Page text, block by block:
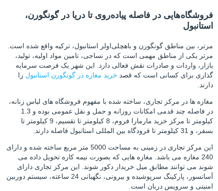
فروشگاه‌هایی در فاصله پیاده‌روی تا دریا در گونگورن،
استانبول
مرتر، بین مناطق گونگورن و باهچلی‌اولر استانبول، ترکیه واقع شده است.
مرتر یکی از مناطق مهمی است که در نساجی، تامین مواد اولیه، تولید،
بازار، واردات و صادرات نقش فعالی دارد. این شهر یک فرصت سرمایه
گذاری برای کسانی است که قصد خرید مغازه در گونگورن استانبول را
دارند.
مغازه ها در مرکز تجاری، ساخته شده با مفهوم فروشگاه های لباس زنانه،
در فاصله چند قدمی امکانات روزانه و حمل و نقل عمومی بوده و 1.3
کیلومتر تا مرکز خرید مارمارا فروم، 8 کیلومتر تا تقسیم، 9 کیلومتر تا
بسفر، و 31 کیلومتر تا فرودگاه بین المللی استانبول فاصله دارند.
این مرکز تجاری در زمینی به مساحت 5000 متر مربع ساخته شده و دارای
240 مغازه می باشد. مغازه هایی که بصورت نیمه کاره تحویل داده می
شوند می توانند مطابق میل خریدار دکور شوند. این مرکز تجاری دارای
آسانسور، پارکینگ سرپوشیده و بیرونی، نگهبانی 24 ساعته، سیستم دوربین
امنیتی و سرویس دربان است.